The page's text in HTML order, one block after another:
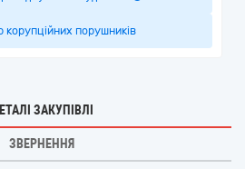
корупційних порушників
ЗАКУПІВЛІ
ЗВЕРНЕННЯ